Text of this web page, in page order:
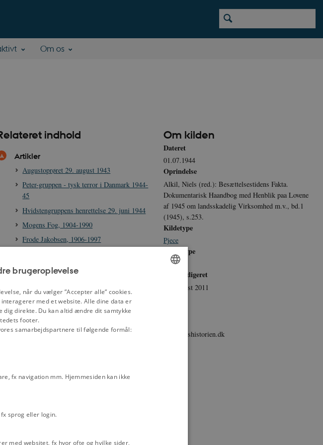
Om os
indhold
Artikler
Augustoprøret 29. august 1943
Peter-gruppen - tysk terror i Danmark 1944-
45
Hvidstengruppens henrettelse 29. juni 1944
Mogens Fog, 1904-1990
Frode Jakobsen, 1906-1997
Opråb mod folkestrejken, 2. juli 1944
Oprettelsen af Frihedsrådet i 'Frit
Danmark', oktober 1943
Frihedsrådets første opråb om at fortsætte
folkestrejken, 30. juni 1944
december 1943
Frihedsrådet: Opråb angående hjælp til
Martin A. Hansen: "Dialog om Drab og
Om kilden
Dateret
01.07.1944
Oprindelse
Alkil, Niels (red.): Besættelsestidens Fakta.
Dokumentarisk Haandbog med Henblik paa Lovene
af 1945 om landsskadelig Virksomhed m.v., bd.1
(1945), s.253.
Kildetype
Pjece
Medietype
Tekst
Sidst redigeret
23. august 2011
danmarkshistorien.dk
brugeroplevelse
når du vælger ”Accepter alle” cookies.
med et website. Alle dine data er
dig direkte. Du kan altid ændre dit samtykke
footer.
samarbejdspartnere til følgende formål:
fx navigation mm. Hjemmesiden kan ikke
sprog eller login.
med websitet, fx hvor ofte og hvilke sider,